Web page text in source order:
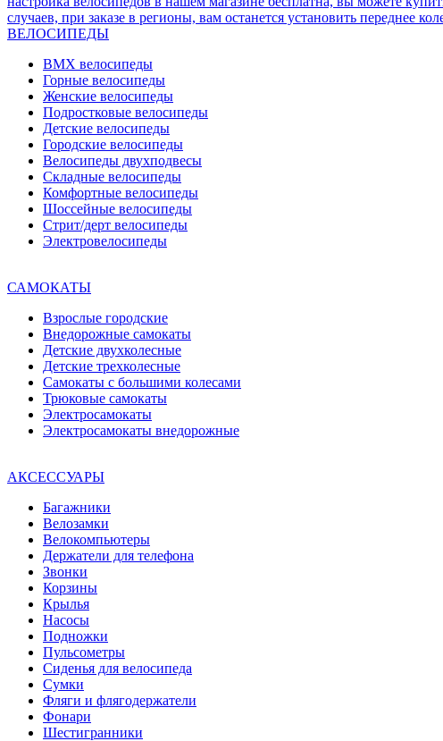
ВЕЛОСИПЕДЫ
BMX велосипеды
Горные велосипеды
Женские велосипеды
Подростковые велосипеды
Детские велосипеды
Городские велосипеды
Велосипеды двухподвесы
Складные велосипеды
Комфортные велосипеды
Шоссейные велосипеды
Стрит/дерт велосипеды
Электровелосипеды
САМОКАТЫ
Взрослые городские
Внедорожные самокаты
Детские двухколесные
Детские трехколесные
Самокаты с большими колесами
Трюковые самокаты
Электросамокаты
Электросамокаты внедорожные
АКСЕССУАРЫ
Багажники
Велозамки
Велокомпьютеры
Держатели для телефона
Звонки
Корзины
Крылья
Насосы
Подножки
Пульсометры
Сиденья для велосипеда
Сумки
Фляги и флягодержатели
Фонари
Шестигранники